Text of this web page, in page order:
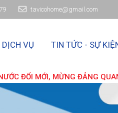
tavicohome@gmail.com
DỊCH VỤ TIN TỨC - SỰ
QUANG VINH, MỪNG XUÂN